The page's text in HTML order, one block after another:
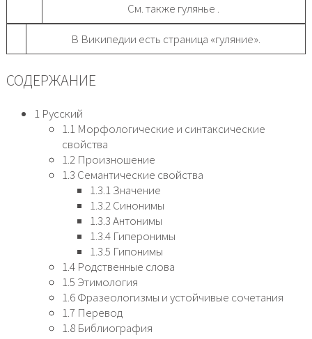
См. также гулянье .
В Википедии есть страница «гуляние».
СОДЕРЖАНИЕ
1 Русский
1.1 Морфологические и синтаксические
свойства
1.2 Произношение
1.3 Семантические свойства
1.3.1 Значение
1.3.2 Синонимы
1.3.3 Антонимы
1.3.4 Гиперонимы
1.3.5 Гипонимы
1.4 Родственные слова
1.5 Этимология
1.6 Фразеологизмы и устойчивые сочетания
1.7 Перевод
1.8 Библиография